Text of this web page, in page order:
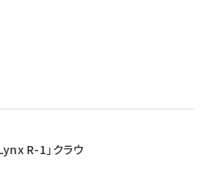
R-1」クラウ